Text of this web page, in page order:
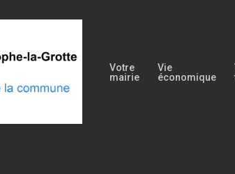
Votre
mairie
Vie
économique